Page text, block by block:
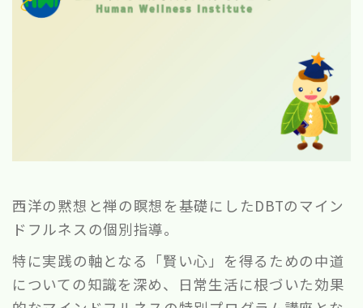
西洋の黙想と禅の瞑想を基礎にしたDBTのマイン
ドフルネスの個別指導。
特に実践の軸となる「賢い心」を得るための中道
についての知識を深め、日常生活に根づいた効果